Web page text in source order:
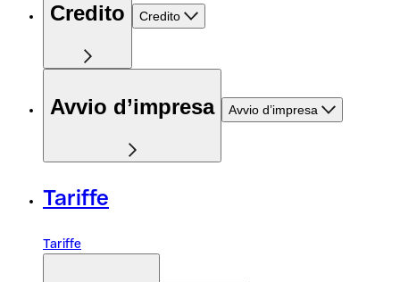
Credito Credito
Avvio d’impresa Avvio d’impresa
Tariffe
Tariffe